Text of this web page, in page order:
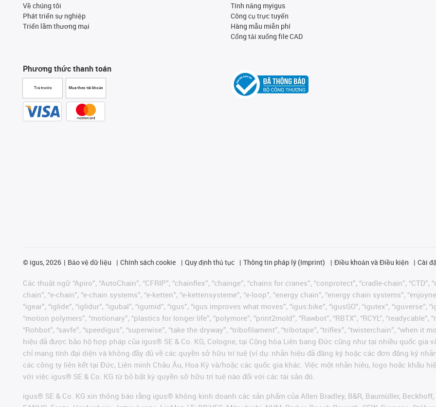
Về chúng tôi
Phát triển sự nghiệp
Triển lãm thương mại
Phương thức thanh toán
Trả trước Mua theo tài khoản
Tính năng myigus
Công cụ trực tuyến
Hàng mẫu miễn phí
Cổng tải xuống file CAD
© igus, 2026 Bảo vệ dữ liệu Chính sách cookie Quy định thủ tục Thông tin pháp lý (Imprint) Điều khoản và Điều kiện Cài
Các thuật ngữ “Apiro”, “AutoChain”, “CFRIP”, “chainflex”, “chainge”, “chains for cranes”, “conprotect”, “cradle-chain”, “CTD”,
chain”, “e-chain”, “e-chain systems”, “e-ketten”, “e-kettensysteme”, “e-loop”, “energy chain”, “energy chain systems”,
“igear”, “iglide”, “iglidur”, “igubal”, “igumid”, “igus”, “igus improves what moves”, “igus:bike”, “igusGO”, “igutex”, “iguverse”,
“motion polymers”, “motionary”, “plastics for longer life”, “polymore”, “print2mold”, “Rawbot”, “RBTX”, “RCYL”, “readycable”,
“Rohbot”, “savfe”, “speedigus”, “superwise”, “take the dryway”, “tribofilament”, “tribotape”, “triflex”, “twisterchain”, “when it
hiệu đã được bảo hộ hợp pháp của igus® SE & Co. KG, Cologne, tại Cộng hòa Liên bang Đức cũng như tại nhiều quốc gia
chỉ mang tính đại diện và không đầy đủ về các quyền sở hữu trí tuệ (ví dụ: nhãn hiệu đã đăng ký hoặc các đơn đăng ký
các công ty liên kết tại Đức, Liên minh Châu Âu, Hoa Kỳ và/hoặc các quốc gia khác. Việc một nhãn hiệu, logo hoặc khẩu
với việc igus® SE & Co. KG từ bỏ bất kỳ quyền sở hữu trí tuệ nào đối với các tài sản đó.
igus® SE & Co. KG xin thông báo rằng igus® không kinh doanh các sản phẩm của Allen Bradley, B&R, Baumüller, Beckhoff,